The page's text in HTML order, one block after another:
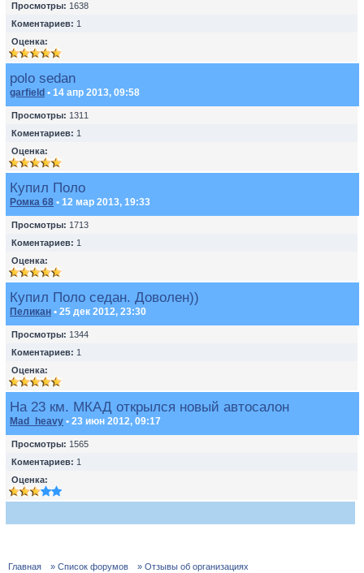
Просмотры: 1638
Коментариев: 1
Оценка:
polo sedan
garfield • 14 апр 2013, 09:58
Просмотры: 1311
Коментариев: 1
Оценка:
Купил Поло
Ромка 68 • 12 мар 2013, 19:33
Просмотры: 1713
Коментариев: 1
Оценка:
Купил Поло седан. Доволен))
Пеликан • 25 дек 2012, 23:30
Просмотры: 1344
Коментариев: 1
Оценка:
На 23 км. МКАД открылся новый автосалон
Mad_heavy • 23 июн 2012, 09:17
Просмотры: 1565
Коментариев: 1
Оценка:
Главная » Список форумов » Отзывы об организациях